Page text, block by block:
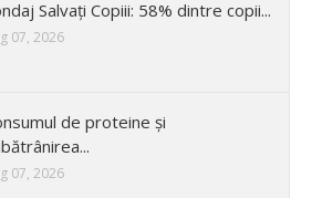
Salvați Copiii: 58% dintre copii...
07, 2026
de proteine și
07, 2026